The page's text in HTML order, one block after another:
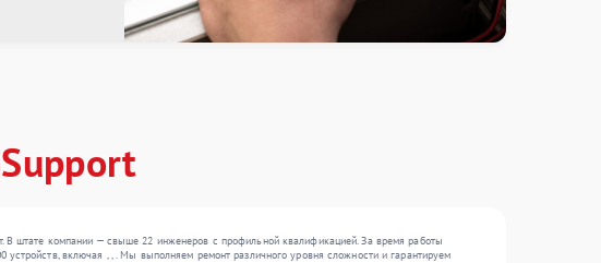
штате компании — свыше 22 инженеров с профильной квалификацией. За время работы
включая , , . Мы выполняем ремонт различного уровня сложности и гарантируем